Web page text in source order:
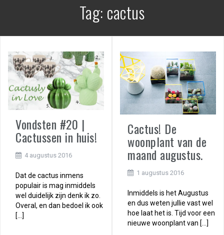
Tag: cactus
Vondsten #20 |
Cactussen in huis!
4 augustus 2016
Dat de cactus inmens
populair is mag inmiddels
wel duidelijk zijn denk ik zo.
Overal, en dan bedoel ik ook
[…]
Cactus! De
woonplant van de
maand augustus.
1 augustus 2016
Inmiddels is het Augustus
en dus weten jullie vast wel
hoe laat het is. Tijd voor een
nieuwe woonplant van […]